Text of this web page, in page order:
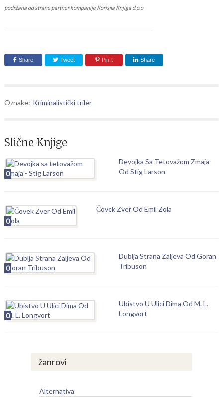
podržana od strane partner kompanije Korisna Knjiga d.o.o
Share Tweet Pin it Share
Oznake: Kriminalistički triler
Slične Knjige
0
Devojka Sa Tetovažom Zmaja
Od Stig Larson
0
Čovek Zver Od Emil Zola
0
Dublja Strana Zaljeva Od Goran
Tribuson
0
Ubistvo U Ulici Dima Od M. L.
Longvort
žanrovi
Alternativa